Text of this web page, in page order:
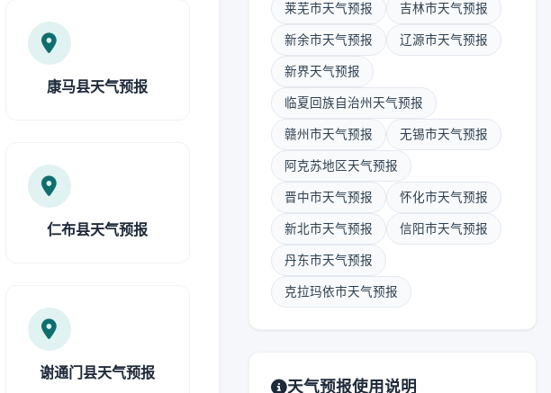
康马县天气预报
仁布县天气预报
谢通门县天气预报
莱芜市天气预报 吉林市天气预报
新余市天气预报 辽源市天气预报
新界天气预报
临夏回族自治州天气预报
赣州市天气预报 无锡市天气预报
阿克苏地区天气预报
晋中市天气预报 怀化市天气预报
新北市天气预报 信阳市天气预报
丹东市天气预报
克拉玛依市天气预报
天气预报使用说明